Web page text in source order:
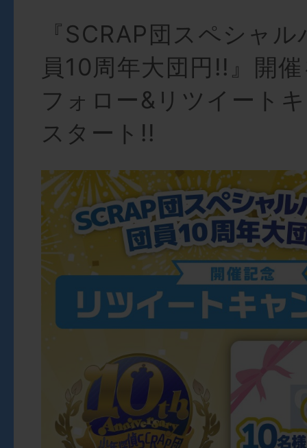
『SCRAP団スペシャ
員10周年大団円!!』開
フォロー&リツイート
スタート!!